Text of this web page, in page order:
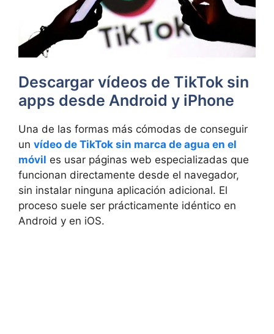
Descargar vídeos de TikTok sin
apps desde Android y iPhone
Una de las formas más cómodas de conseguir
un vídeo de TikTok sin marca de agua en el
móvil es usar páginas web especializadas que
funcionan directamente desde el navegador,
sin instalar ninguna aplicación adicional. El
proceso suele ser prácticamente idéntico en
Android y en iOS.